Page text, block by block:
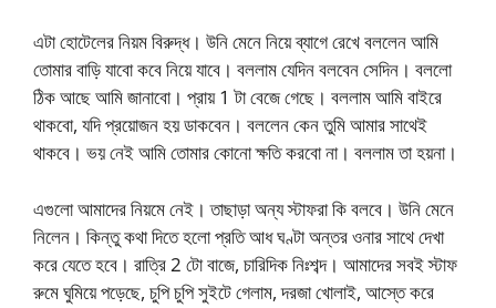
এটা হোটেলের নিয়ম বিরুদ্ধ। উনি মেনে নিয়ে ব্যাগে রেখে বললেন আমি
তোমার বাড়ি যাবো কবে নিয়ে যাবে। বললাম যেদিন বলবেন সেদিন। বললো
ঠিক আছে আমি জানাবো। প্রায় 1 টা বেজে গেছে। বললাম আমি বাইরে
থাকবো, যদি প্রয়োজন হয় ডাকবেন। বললেন কেন তুমি আমার সাথেই
থাকবে। ভয় নেই আমি তোমার কোনো ক্ষতি করবো না। বললাম তা হয়না।
এগুলো আমাদের নিয়মে নেই। তাছাড়া অন্য স্টাফরা কি বলবে। উনি মেনে
নিলেন। কিন্তু কথা দিতে হলো প্রতি আধ ঘণ্টা অন্তর ওনার সাথে দেখা
করে যেতে হবে। রাত্রি 2 টো বাজে, চারিদিক নিঃশব্দ। আমাদের সবই স্টাফ
রুমে ঘুমিয়ে পড়েছে, চুপি চুপি সুইটে গেলাম, দরজা খোলাই, আস্তে করে